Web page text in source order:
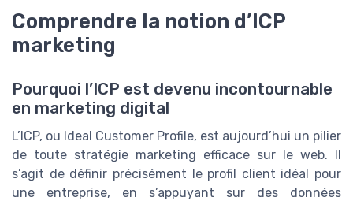
Comprendre la notion d’ICP
marketing
Pourquoi l’ICP est devenu incontournable
en marketing digital
L’ICP, ou Ideal Customer Profile, est aujourd’hui un pilier
de toute stratégie marketing efficace sur le web. Il
s’agit de définir précisément le profil client idéal pour
une entreprise, en s’appuyant sur des données